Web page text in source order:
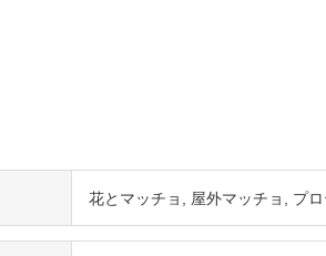
花とマッチョ 屋外マッチョ プ